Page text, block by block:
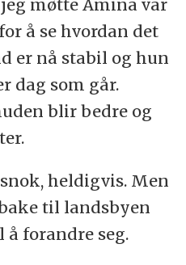
jeg møtte Amina var
å se hvordan det
er nå stabil og hun
dag som går.
blir bedre og
heldigvis. Men
til landsbyen
forandre seg.